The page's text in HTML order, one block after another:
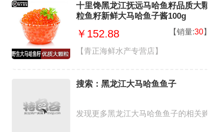
十里馋黑龙江抚远马哈鱼籽品质大颗
粒鱼籽新鲜大马哈鱼子酱100g
￥152.88 【销量:30】
【青正海鲜水产专营店】
搜索：黑龙江大马哈鱼鱼子
发现更多黑龙江大马哈鱼鱼子的相关购买